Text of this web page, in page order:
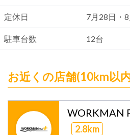
定休日 7月28日・
駐車台数 12台
お近くの店舗(10km以
WORKMAN
2.8km